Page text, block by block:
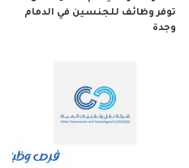
توفر وظائف للجنسين في الدمام
وجدة